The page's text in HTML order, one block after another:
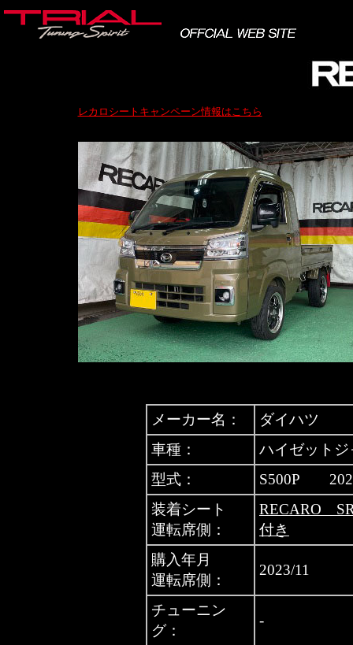
レカロシートキャンペーン情報はこちら
メーカー名：
ダイハツ
車種：
ハイゼットジ
型式：
S500P
装着シート
運転席側：
RECARO
付き
購入年月
運転席側：
2023/11
チューニン
グ：
-